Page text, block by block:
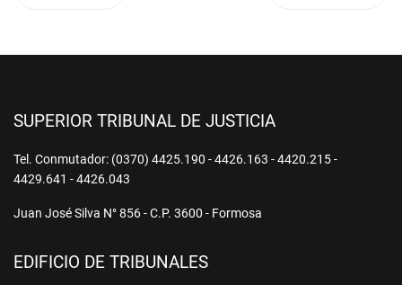
SUPERIOR TRIBUNAL DE JUSTICIA
Tel. Conmutador: (0370) 4425.190 - 4426.163 - 4420.215 -
4429.641 - 4426.043
Juan José Silva N° 856 - C.P. 3600 - Formosa
EDIFICIO DE TRIBUNALES